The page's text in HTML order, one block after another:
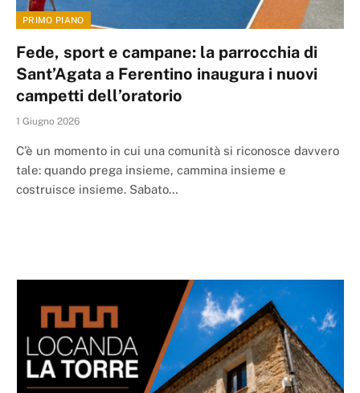
PRIMO PIANO
Fede, sport e campane: la parrocchia di
Sant’Agata a Ferentino inaugura i nuovi
campetti dell’oratorio
1 Giugno 2026
C’è un momento in cui una comunità si riconosce davvero
tale: quando prega insieme, cammina insieme e
costruisce insieme. Sabato…